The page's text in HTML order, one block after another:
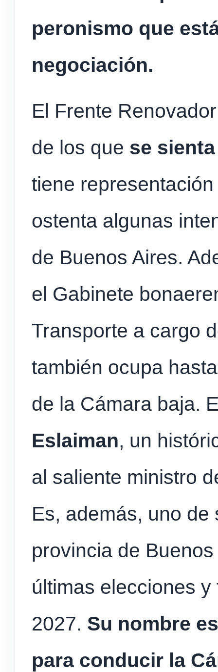
peronismo que
negociación.
El Frente
de los que se
tiene
ostenta algunas
de Buenos Aires.
el Gabinete
Transporte a cargo
también ocupa
de la Cámara baja.
Eslaiman, un
al saliente ministro
Es, además, uno
provincia de
últimas elecciones
2027. Su nombre
para conducir la